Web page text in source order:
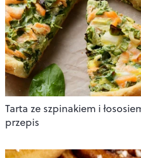
Tarta ze szpinakiem i
przepis